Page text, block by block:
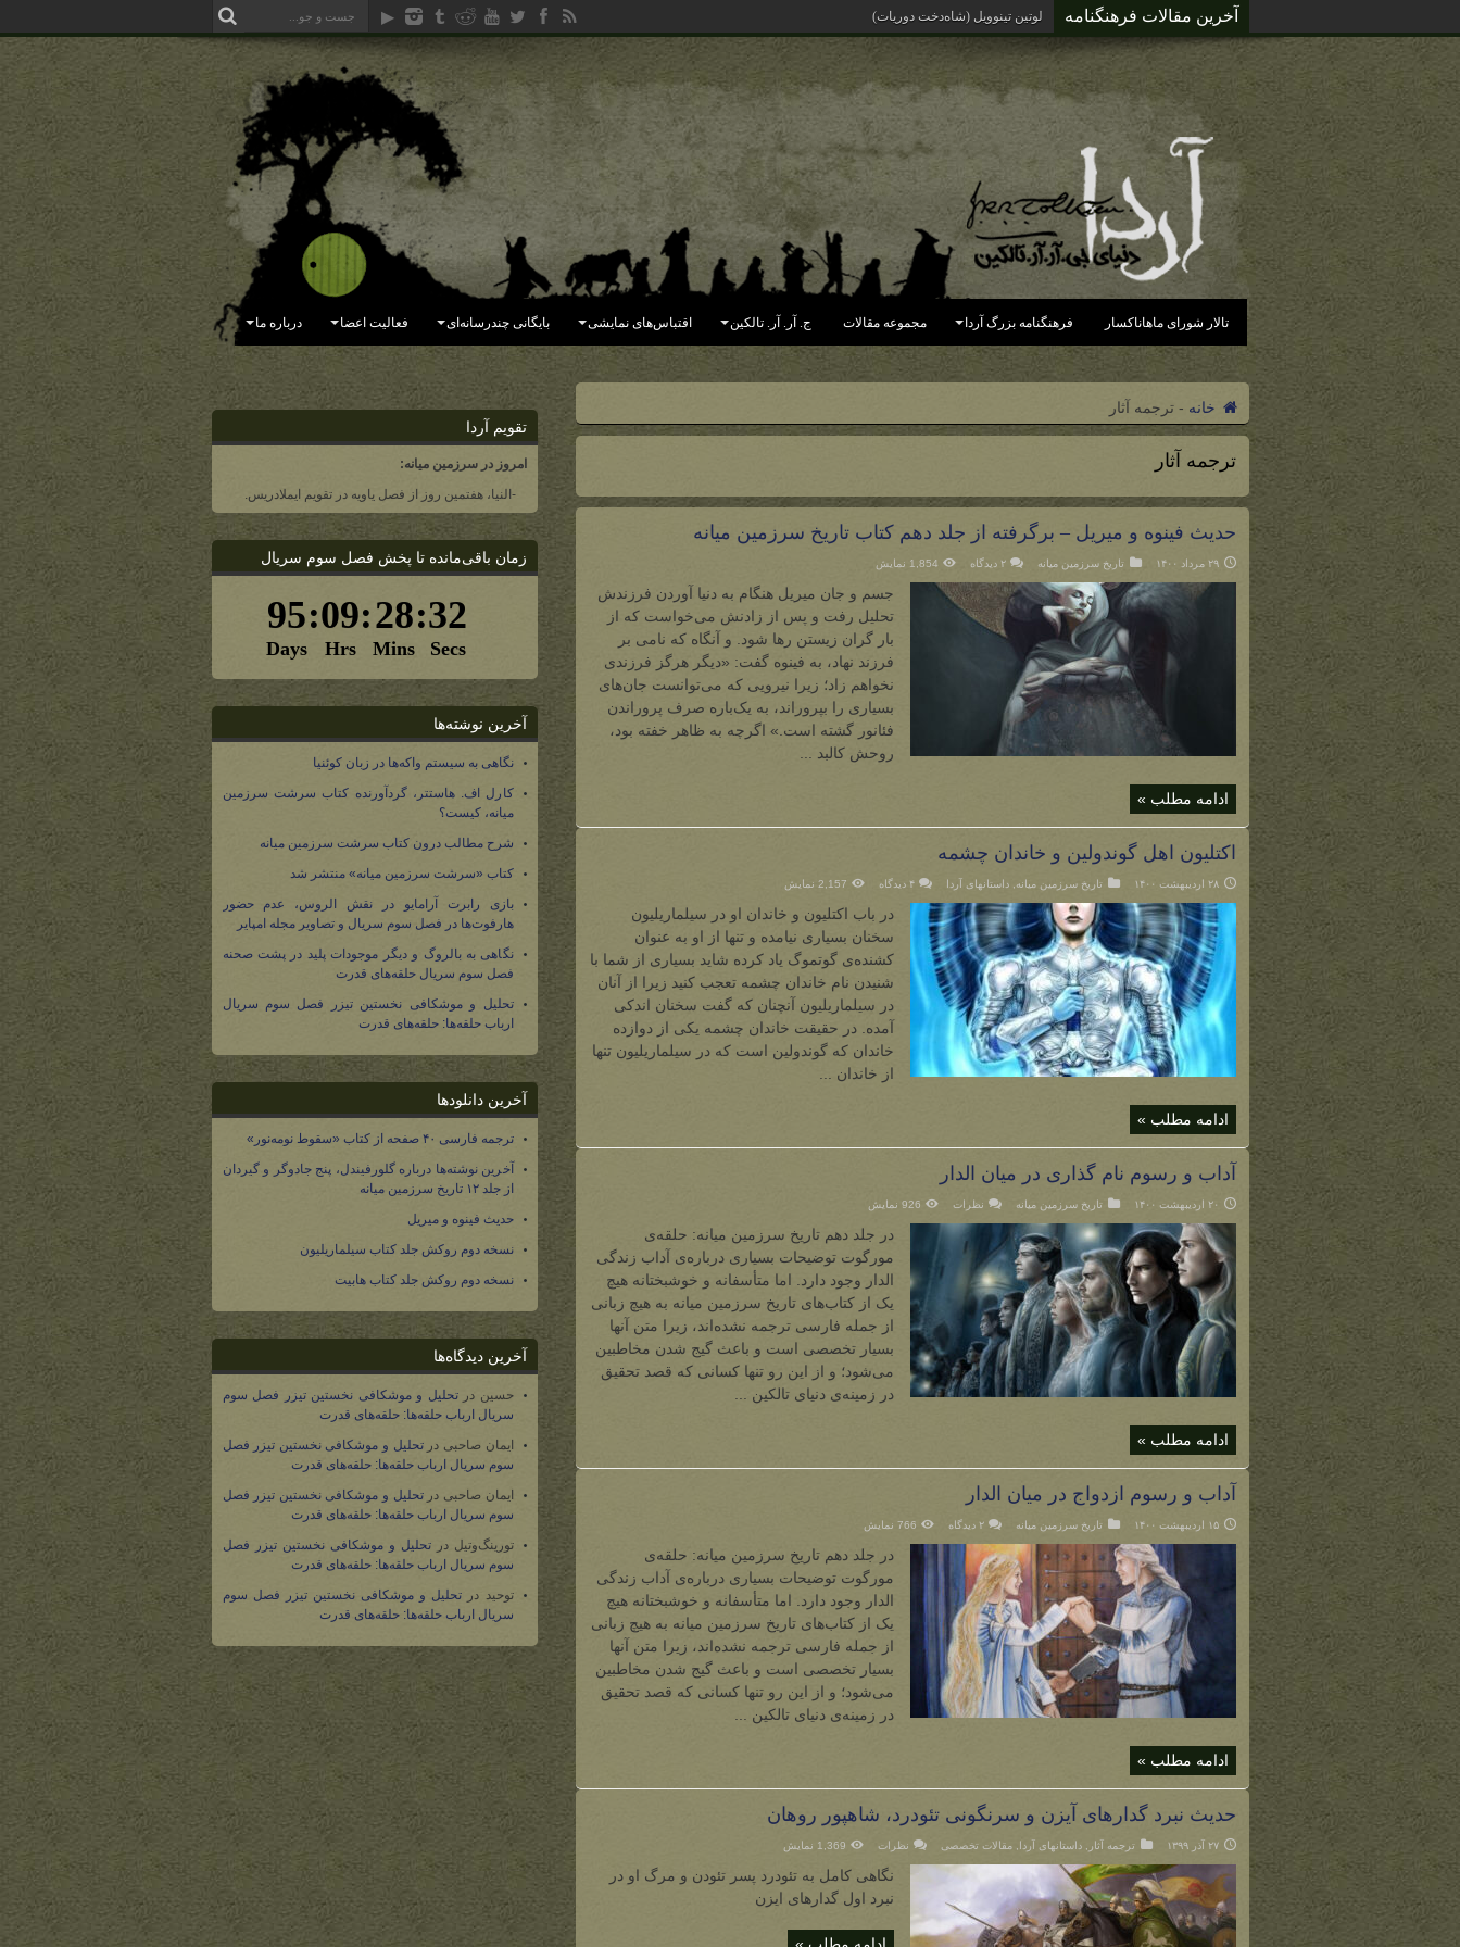
آخرین مقالات فرهنگنامه
تالار شورای ماهاناکسار فرهنگنامه بزرگ آردا مجموعه مقالات ج. آر. آر. تالکین اقتباس‌های نمایشی بایگانی چندرسانه‌ای فعالیت اعضا درباره ما
خانه - ترجمه آثار
ترجمه آثار
حدیث فینوه و میریل – برگرفته از جلد دهم کتاب تاریخ سرزمین میانه
۲۹ مرداد ۱۴۰۰ تاریخ سرزمین میانه ۲ دیدگاه 1,854 نمایش
جسم و جان میریل هنگام به دنیا آوردن فرزندش
تحلیل رفت و پس از زادنش می‌خواست که از
بار گران زیستن رها شود. و آنگاه که نامی بر
فرزند نهاد، به فینوه گفت: «دیگر هرگز فرزندی
نخواهم زاد؛ زیرا نیرویی که می‌توانست جان‌های
بسیاری را بپروراند، به یک‌باره صرف پروراندن
فئانور گشته است.» اگرچه به ظاهر خفته بود،
روحش کالبد ...
ادامه مطلب »
اکتلیون اهل گوندولین و خاندان چشمه
۲۸ اردیبهشت ۱۴۰۰ تاریخ سرزمین میانه ,داستانهای آردا ۴ دیدگاه 2,157 نمایش
در باب اکتلیون و خاندان او در سیلماریلیون
سخنان بسیاری نیامده و تنها از او به عنوان
کشنده‌ی گوتموگ یاد کرده شاید بسیاری از شما با
شنیدن نام خاندان چشمه تعجب کنید زیرا از آنان
در سیلماریلیون آنچنان که گفت سخنان اندکی
آمده. در حقیقت خاندان چشمه یکی از دوازده
خاندان که گوندولین است که در سیلماریلیون تنها
از خاندان ...
ادامه مطلب »
آداب و رسوم نام گذاری در میان الدار
۲۰ اردیبهشت ۱۴۰۰ تاریخ سرزمین میانه نظرات 926 نمایش
در جلد دهم تاریخ سرزمین میانه: حلقه‌ی
مورگوت توضیحات بسیاری درباره‌ی آداب زندگی
الدار وجود دارد. اما متأسفانه و خوشبختانه هیچ
یک از کتاب‌های تاریخ سرزمین میانه به هیچ زبانی
از جمله فارسی ترجمه نشده‌اند، زیرا متن آنها
بسیار تخصصی است و باعث گیج شدن مخاطبین
می‌شود؛ و از این رو تنها کسانی که قصد تحقیق
در زمینه‌ی دنیای تالکین ...
ادامه مطلب »
آداب و رسوم ازدواج در میان الدار
۱۵ اردیبهشت ۱۴۰۰ تاریخ سرزمین میانه ۲ دیدگاه 766 نمایش
در جلد دهم تاریخ سرزمین میانه: حلقه‌ی
مورگوت توضیحات بسیاری درباره‌ی آداب زندگی
الدار وجود دارد. اما متأسفانه و خوشبختانه هیچ
یک از کتاب‌های تاریخ سرزمین میانه به هیچ زبانی
از جمله فارسی ترجمه نشده‌اند، زیرا متن آنها
بسیار تخصصی است و باعث گیج شدن مخاطبین
می‌شود؛ و از این رو تنها کسانی که قصد تحقیق
در زمینه‌ی دنیای تالکین ...
ادامه مطلب »
حدیث نبرد گدارهای آیزن و سرنگونی تئودرد، شاهپور روهان
۲۷ آذر ۱۳۹۹ ترجمه آثار ,داستانهای آردا ,مقالات تخصصی نظرات 1,369 نمایش
نگاهی کامل به تئودرد پسر تئودن و مرگ او در
نبرد اول گدارهای ایزن
تقویم آردا
امروز در سرزمین میانه:
-النیا، هفتمین روز از فصل یاویه در تقویم ایملادریس.
زمان باقی‌مانده تا پخش فصل سوم سریال
آخرین نوشته‌ها
نگاهی به سیستم واکه‌ها در زبان کوئنیا
کارل اف. هاستتر، گردآورنده کتاب سرشت سرزمین
میانه، کیست؟
شرح مطالب درون کتاب سرشت سرزمین میانه
کتاب «سرشت سرزمین میانه» منتشر شد
بازی رابرت آرامایو در نقش الروس، عدم حضور
هارفوت‌ها در فصل سوم سریال و تصاویر مجله امپایر
نگاهی به بالروگ و دیگر موجودات پلید در پشت صحنه
فصل سوم سریال حلقه‌های قدرت
تحلیل و موشکافی نخستین تیزر فصل سوم سریال
ارباب حلقه‌ها: حلقه‌های قدرت
آخرین دانلودها
ترجمه فارسی ۴۰ صفحه از کتاب «سقوط نومه‌نور»
آخرین نوشته‌ها درباره گلورفیندل، پنج جادوگر و گیردان
از جلد ۱۲ تاریخ سرزمین میانه
حدیث فینوه و میریل
نسخه دوم روکش جلد کتاب سیلماریلیون
نسخه دوم روکش جلد کتاب هابیت
آخرین دیدگاه‌ها
حسین درتحلیل و موشکافی نخستین تیزر فصل سوم
سریال ارباب حلقه‌ها: حلقه‌های قدرت
ایمان صاحبی درتحلیل و موشکافی نخستین تیزر فصل
سوم سریال ارباب حلقه‌ها: حلقه‌های قدرت
ایمان صاحبی درتحلیل و موشکافی نخستین تیزر فصل
سوم سریال ارباب حلقه‌ها: حلقه‌های قدرت
تورینگ‌وتیل درتحلیل و موشکافی نخستین تیزر فصل
سوم سریال ارباب حلقه‌ها: حلقه‌های قدرت
توحید در تحلیل و موشکافی نخستین تیزر فصل سوم
سریال ارباب حلقه‌ها: حلقه‌های قدرت